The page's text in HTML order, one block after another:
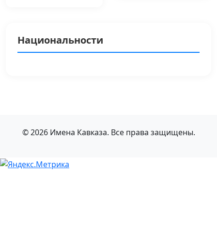
Национальности
© 2026 Имена Кавказа. Все права защищены.